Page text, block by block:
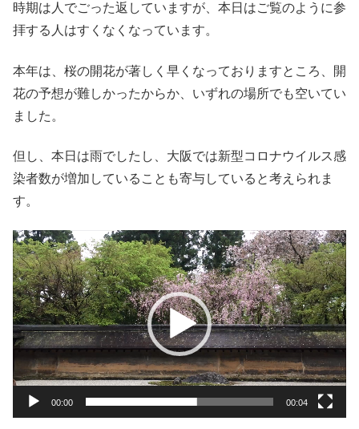
時期は人でごった返していますが、本日はご覧のように参
拝する人はすくなくなっています。
本年は、桜の開花が著しく早くなっておりますところ、開
花の予想が難しかったからか、いずれの場所でも空いてい
ました。
但し、本日は雨でしたし、大阪では新型コロナウイルス感
染者数が増加していることも寄与していると考えられま
す。
動
画
プ
レ
ー
ー
00:00 00:04